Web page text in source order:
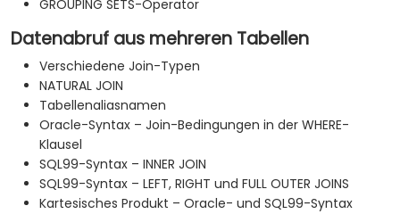
GROUPING SETS-Operator
Datenabruf aus mehreren Tabellen
Verschiedene Join-Typen
NATURAL JOIN
Tabellenaliasnamen
Oracle-Syntax – Join-Bedingungen in der WHERE-
Klausel
SQL99-Syntax – INNER JOIN
SQL99-Syntax – LEFT, RIGHT und FULL OUTER JOINS
Kartesisches Produkt – Oracle- und SQL99-Syntax